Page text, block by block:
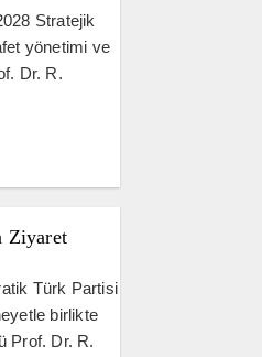
Stratejik
yönetimi ve
Dr. R.
Ziyaret
Türk Partisi
birlikte
Prof. Dr. R.